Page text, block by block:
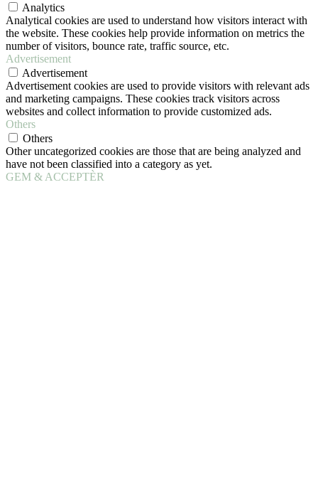
Analytics
Analytical cookies are used to understand how visitors interact with
the website. These cookies help provide information on metrics the
number of visitors, bounce rate, traffic source, etc.
Advertisement
Advertisement
Advertisement cookies are used to provide visitors with relevant ads
and marketing campaigns. These cookies track visitors across
websites and collect information to provide customized ads.
Others
Others
Other uncategorized cookies are those that are being analyzed and
have not been classified into a category as yet.
GEM & ACCEPTÈR